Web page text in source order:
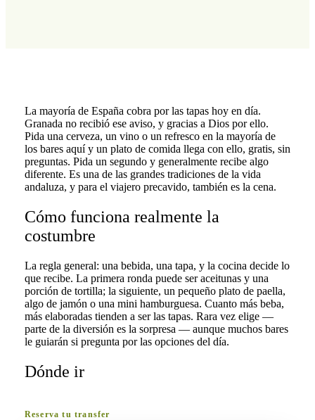
La mayoría de España cobra por las tapas hoy en día.
Granada no recibió ese aviso, y gracias a Dios por ello.
Pida una cerveza, un vino o un refresco en la mayoría de
los bares aquí y un plato de comida llega con ello, gratis, sin
preguntas. Pida un segundo y generalmente recibe algo
diferente. Es una de las grandes tradiciones de la vida
andaluza, y para el viajero precavido, también es la cena.
Cómo funciona realmente la
costumbre
La regla general: una bebida, una tapa, y la cocina decide lo
que recibe. La primera ronda puede ser aceitunas y una
porción de tortilla; la siguiente, un pequeño plato de paella,
algo de jamón o una mini hamburguesa. Cuanto más beba,
más elaboradas tienden a ser las tapas. Rara vez elige —
parte de la diversión es la sorpresa — aunque muchos bares
le guiarán si pregunta por las opciones del día.
Dónde ir
Reserva tu transfer